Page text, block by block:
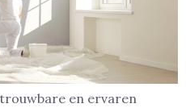
en ervaren